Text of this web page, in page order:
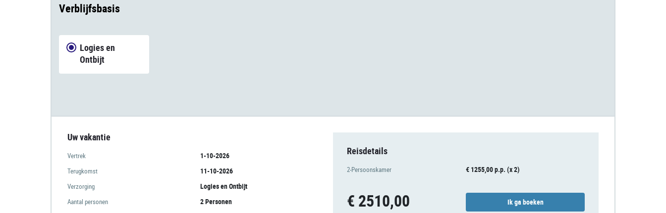
Verblijfsbasis
Logies en
Ontbijt
Uw vakantie
Vertrek 1-10-2026
Terugkomst 11-10-2026
Verzorging Logies en Ontbijt
Aantal personen 2 Personen
Reisdetails
2-Persoonskamer € 1255,00 p.p. (x 2)
€ 2510,00 Ik ga boeken